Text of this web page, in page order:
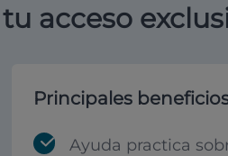
acceso
Principales
Ayuda practica